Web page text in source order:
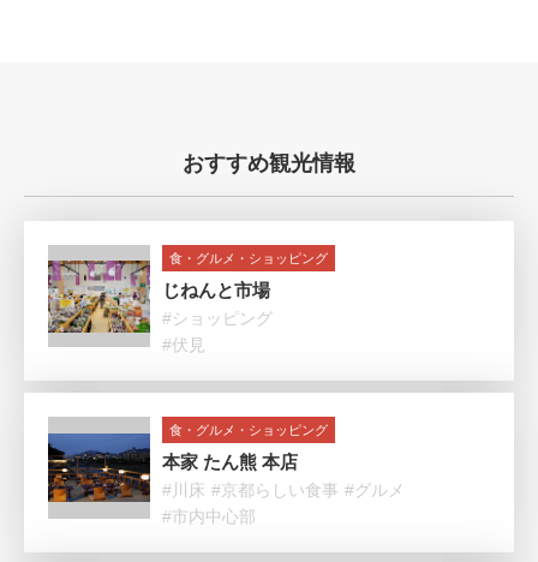
おすすめ観光情報
食・グルメ・ショッピング
じねんと市場
#ショッピング
#伏見
食・グルメ・ショッピング
本家 たん熊 本店
#川床 #京都らしい食事 #グルメ
#市内中心部